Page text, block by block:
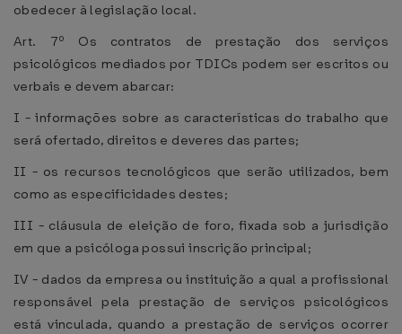
obedecer à legislação local.
Art. 7º Os contratos de prestação dos serviços
psicológicos mediados por TDICs podem ser escritos ou
verbais e devem abarcar:
I - informações sobre as características do trabalho que
será ofertado, direitos e deveres das partes;
II - os recursos tecnológicos que serão utilizados, bem
como as especificidades destes;
III - cláusula de eleição de foro, fixada sob a jurisdição
em que a psicóloga possui inscrição principal;
IV - dados da empresa ou instituição a qual a profissional
responsável pela prestação de serviços psicológicos
está vinculada, quando a prestação de serviços ocorrer